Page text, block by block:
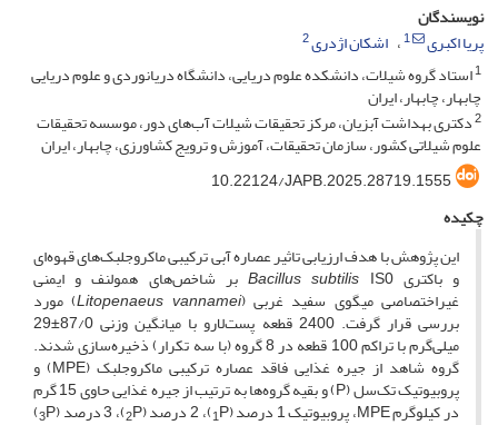
نویسندگان
پریا اکبری
1 اشکان اژدری2
1استاد گروه شیلات، دانشکده علوم دریایی، دانشگاه دریانوردی و علوم دریایی
چابهار، چابهار، ایران
2دکتری بهداشت آبزیان، مرکز تحقیقات شیلات آب‌های دور، موسسه تحقیقات
علوم شیلاتی کشور، سازمان تحقیقات، آموزش و ترویج کشاورزی، چابهار، ایران
10.22124/JAPB.2025.28719.1555
چکیده
این پژوهش با هدف ارزیابی تاثیر عصاره آبی ترکیبی ماکروجلبک‌های قهوه‌ای
و باکتری Bacillus subtilisIS0 بر شاخص‌های همولنف و ایمنی
غیراختصاصی میگوی سفید غربی (Litopenaeus vannamei) مورد
بررسی قرار گرفت. 2400 قطعه پست‌لارو با میانگین وزنی 87/0±29
میلی‌گرم با تراکم 100 قطعه در 8 گروه (با سه تکرار) ذخیره‌سازی شدند.
گروه شاهد از جیره غذایی فاقد عصاره ترکیبی ماکروجلبک (MPE) و
پروبیوتیک تک‌سل (P) و بقیه گروه‌ها به ترتیب از جیره غذایی حاوی 15 گرم
در کیلوگرم MPE، پروبیوتیک 1 درصد ( 1P)، 2 درصد ( 2P)، 3 درصد ( 3
P)